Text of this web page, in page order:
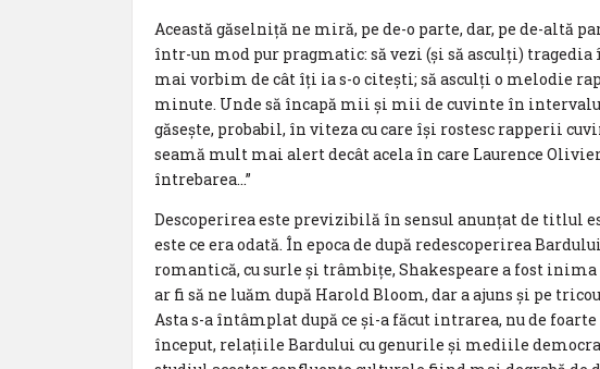
Această găselniță ne miră, pe de-o parte, dar, pe de-altă
într-un mod pur pragmatic: să vezi (și să asculți) tragedia
mai vorbim de cât îți ia s-o citești; să asculți o melodie
minute. Unde să încapă mii și mii de cuvinte în
găsește, probabil, în viteza cu care își rostesc rapperii
seamă mult mai alert decât acela în care Laurence Olivier
întrebarea…”
Descoperirea este previzibilă în sensul anunțat de titlul
este ce era odată. În epoca de după redescoperirea
romantică, cu surle și trâmbițe, Shakespeare a fost
ar fi să ne luăm după Harold Bloom, dar a ajuns și pe
Asta s-a întâmplat după ce și-a făcut intrarea, nu de
început, relațiile Bardului cu genurile și mediile